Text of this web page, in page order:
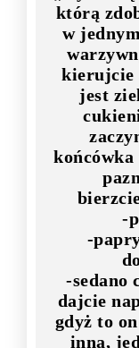
którą
w
kierujcie
jest
końcówka
-
-
-sedano
dajcie
gdyż to
inna,